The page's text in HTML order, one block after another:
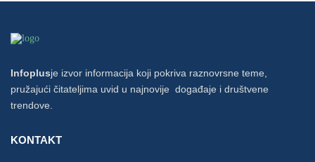
Infoplusje izvor informacija koji pokriva raznovrsne teme,
pružajući čitateljima uvid u najnovije događaje i društvene
trendove.
KONTAKT